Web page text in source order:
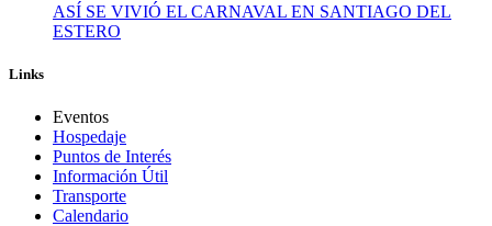
ASÍ SE VIVIÓ EL CARNAVAL EN SANTIAGO DEL
ESTERO
Links
Eventos
Hospedaje
Puntos de Interés
Información Útil
Transporte
Calendario